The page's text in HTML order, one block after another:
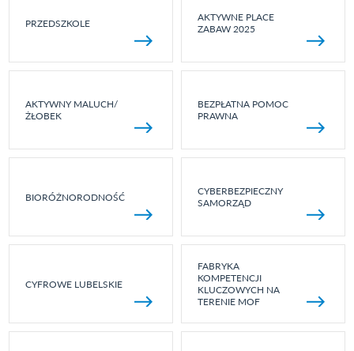
PRZEDSZKOLE
AKTYWNE PLACE
ZABAW 2025
AKTYWNY MALUCH/
ŻŁOBEK
BEZPŁATNA POMOC
PRAWNA
BIORÓŻNORODNOŚĆ
CYBERBEZPIECZNY
SAMORZĄD
CYFROWE LUBELSKIE
FABRYKA
KOMPETENCJI
KLUCZOWYCH NA
TERENIE MOF